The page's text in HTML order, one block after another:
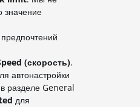
значение
(скорость).
автонастройки
разделе General
для